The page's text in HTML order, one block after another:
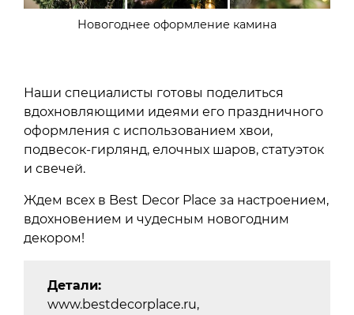
Новогоднее оформление камина
Наши специалисты готовы поделиться
вдохновляющими идеями его праздничного
оформления с использованием хвои,
подвесок-гирлянд, елочных шаров, статуэток
и свечей.
Ждем всех в Best Decor Place за настроением,
вдохновением и чудесным новогодним
декором!
Детали:
www.bestdecorplace.ru,